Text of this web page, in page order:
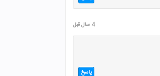
4 سال قبل
پاسخ